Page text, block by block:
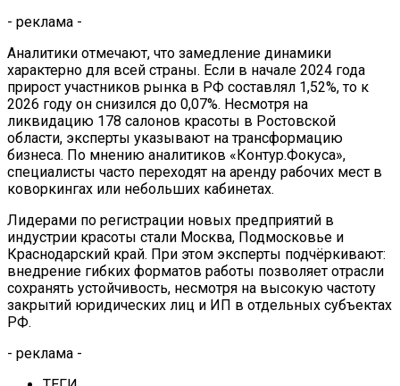
- реклама -
Аналитики отмечают, что замедление динамики
характерно для всей страны. Если в начале 2024 года
прирост участников рынка в РФ составлял 1,52%, то к
2026 году он снизился до 0,07%. Несмотря на
ликвидацию 178 салонов красоты в Ростовской
области, эксперты указывают на трансформацию
бизнеса. По мнению аналитиков «Контур.Фокуса»,
специалисты часто переходят на аренду рабочих мест в
коворкингах или небольших кабинетах.
Лидерами по регистрации новых предприятий в
индустрии красоты стали Москва, Подмосковье и
Краснодарский край. При этом эксперты подчёркивают:
внедрение гибких форматов работы позволяет отрасли
сохранять устойчивость, несмотря на высокую частоту
закрытий юридических лиц и ИП в отдельных субъектах
РФ.
- реклама -